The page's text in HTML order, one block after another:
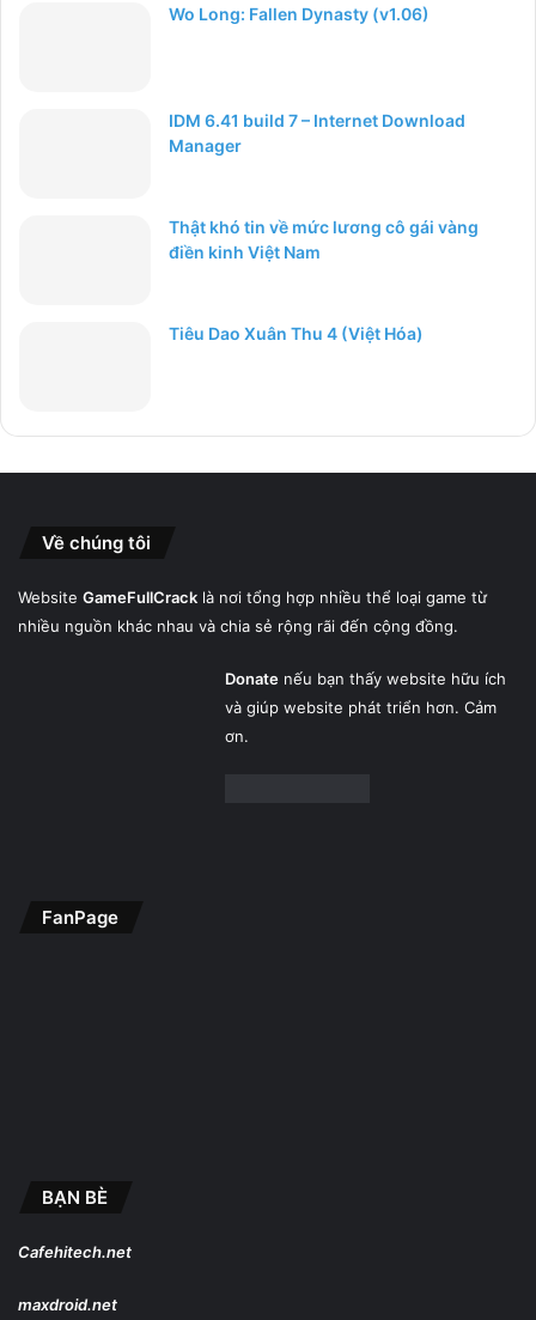
Wo Long: Fallen Dynasty (v1.06)
IDM 6.41 build 7 – Internet Download
Manager
Thật khó tin về mức lương cô gái vàng
điền kinh Việt Nam
Tiêu Dao Xuân Thu 4 (Việt Hóa)
Về chúng tôi
Website GameFullCrack là nơi tổng hợp nhiều thể loại game từ
nhiều nguồn khác nhau và chia sẻ rộng rãi đến cộng đồng.
Donatenếu bạn thấy website hữu ích
và giúp website phát triển hơn. Cảm
ơn.
FanPage
BẠN BÈ
Cafehitech.net
maxdroid.net